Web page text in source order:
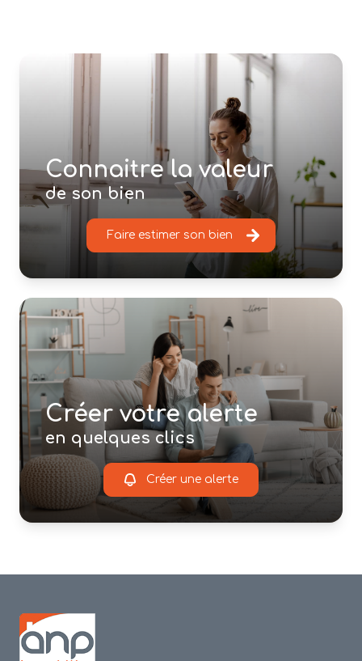
Connaitre la valeur
de son bien
Faire estimer son bien
Créer votre alerte
en quelques clics
Créer une alerte